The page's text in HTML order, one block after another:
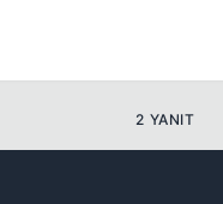
2 YANIT